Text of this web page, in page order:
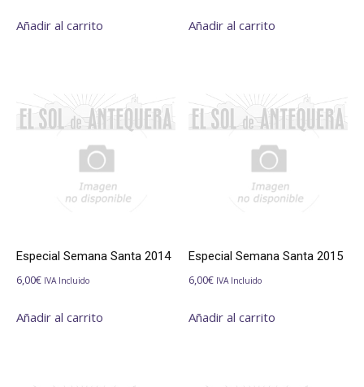
Añadir al carrito Añadir al carrito
Especial Semana Santa 2014
6,00€ IVA Incluido
Añadir al carrito
Especial Semana Santa 2015
6,00€ IVA Incluido
Añadir al carrito